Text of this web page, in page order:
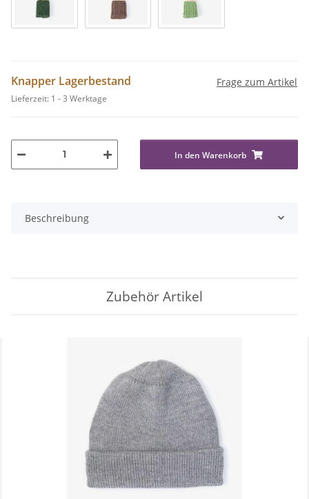
Knapper Lagerbestand
Lieferzeit: 1 - 3 Werktage
Frage zum Artikel
In den Warenkorb
Beschreibung
Zubehör Artikel